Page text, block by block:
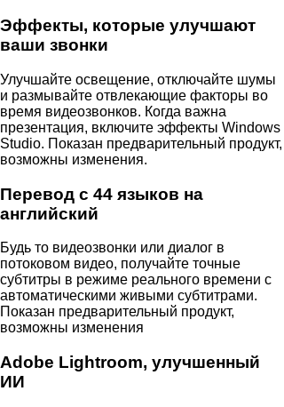
Эффекты, которые улучшают
ваши звонки
Улучшайте освещение, отключайте шумы
и размывайте отвлекающие факторы во
время видеозвонков. Когда важна
презентация, включите эффекты Windows
Studio. Показан предварительный продукт,
возможны изменения.
Перевод с 44 языков на
английский
Будь то видеозвонки или диалог в
потоковом видео, получайте точные
субтитры в режиме реального времени с
автоматическими живыми субтитрами.
Показан предварительный продукт,
возможны изменения
Adobe Lightroom, улучшенный
ИИ